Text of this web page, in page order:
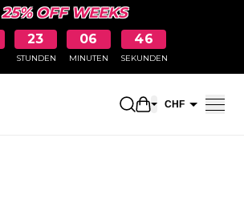
25% OFF WEEKS
23
STUNDEN
06
MINUTEN
45
SEKUNDEN
Einkaufswagen
CHF